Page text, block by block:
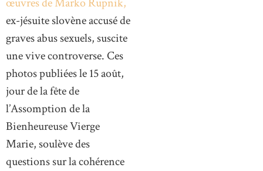
œuvres de Marko Rupnik,
ex-jésuite slovène accusé de
graves abus sexuels, suscite
une vive controverse. Ces
photos publiées le 15 août,
jour de la fête de
l’Assomption de la
Bienheureuse Vierge
Marie, soulève des
questions sur la cohérence